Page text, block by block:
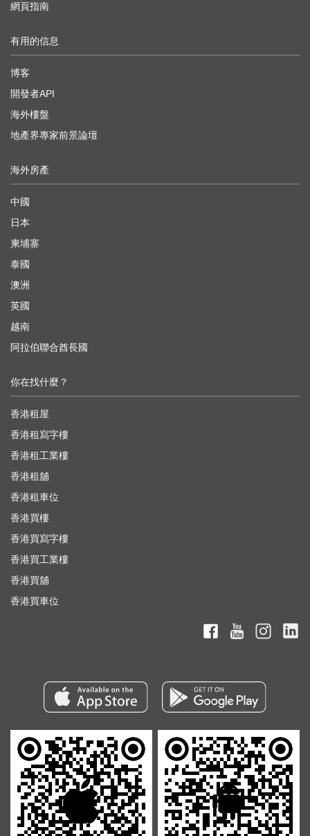
網頁指南
有用的信息
博客
開發者API
海外樓盤
地產界專家前景論壇
海外房產
中國
日本
柬埔寨
泰國
澳洲
英國
越南
阿拉伯聯合酋長國
你在找什麼？
香港租屋
香港租寫字樓
香港租工業樓
香港租舖
香港租車位
香港買樓
香港買寫字樓
香港買工業樓
香港買舖
香港買車位